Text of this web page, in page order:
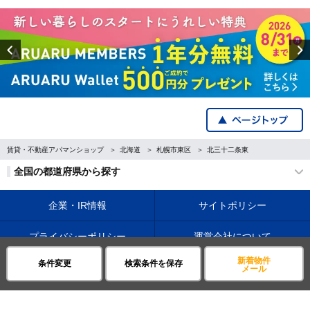
条件変更 検索条件を保存
新着物件
メール
Previous
賃貸・不動産アパマンショップ 北海道 札幌市東区 北三十二条東
全国の都道府県から探す
企業・IR情報 サイトポリシー
プライバシーポリシー 運営会社について
©APAMAN Co.,Ltd.